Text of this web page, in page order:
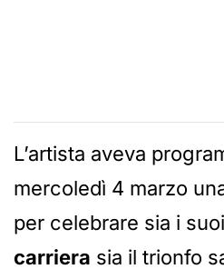
L’artista aveva
mercoledì 4 marzo
per celebrare sia i suoi
carriera sia il trionfo